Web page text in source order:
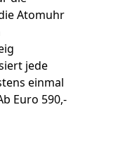
Atomuhr
jede
einmal
Euro 590,-